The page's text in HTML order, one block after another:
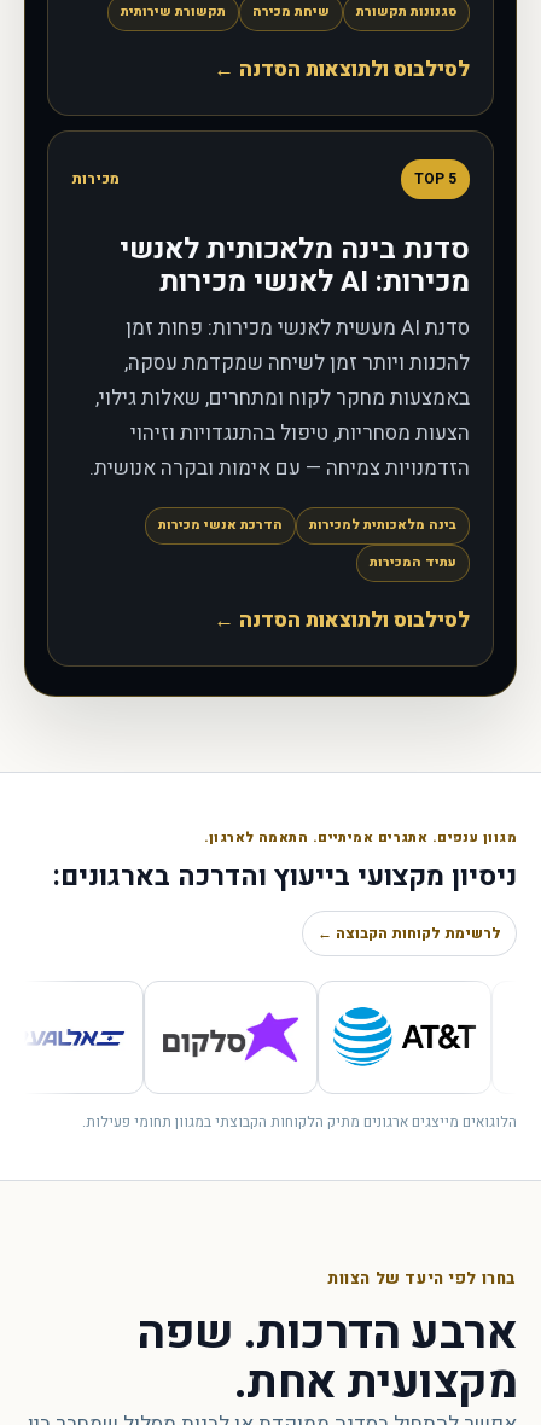
סגנונות תקשורת שיחת מכירה תקשורת שירותית
לסילבוס ולתוצאות הסדנה ←
TOP 5 מכירות
סדנת בינה מלאכותית לאנשי
מכירות: AI לאנשי מכירות
סדנת AI מעשית לאנשי מכירות: פחות זמן
להכנות ויותר זמן לשיחה שמקדמת עסקה,
באמצעות מחקר לקוח ומתחרים, שאלות גילוי,
הצעות מסחריות, טיפול בהתנגדויות וזיהוי
הזדמנויות צמיחה — עם אימות ובקרה אנושית.
בינה מלאכותית למכירות
הדרכת אנשי מכירות
עתיד המכירות
לסילבוס ולתוצאות הסדנה ←
מגוון ענפים. אתגרים אמיתיים. התאמה לארגון.
ניסיון מקצועי בייעוץ והדרכה בארגונים:
לרשימת לקוחות הקבוצה ←
הלוגואים מייצגים ארגונים מתיק הלקוחות הקבוצתי במגוון תחומי פעילות.
בחרו לפי היעד של הצוות
ארבע הדרכות. שפה
מקצועית אחת.